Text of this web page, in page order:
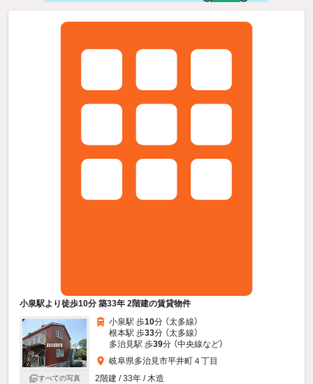
小泉駅より徒歩10分 築33年 2階建の賃貸物件
すべての写真
小泉駅 歩10分 （太多線）
根本駅 歩33分 （太多線）
多治見駅 歩39分 （中央線など）
岐阜県多治見市平井町４丁目
2階建 / 33年 / 木造